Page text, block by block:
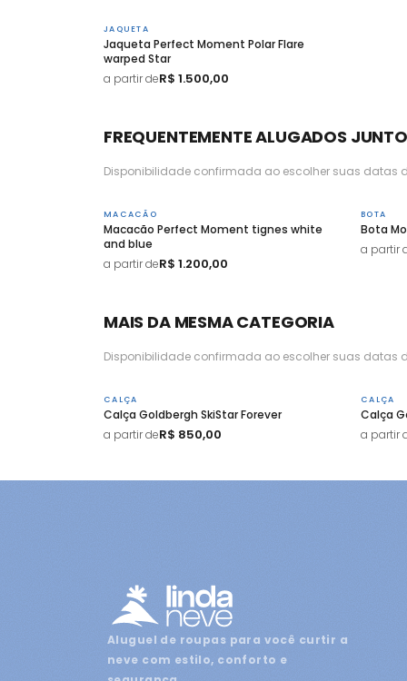
JAQUETA
Jaqueta Perfect Moment Polar Flare
warped Star
a partir deR$ 1.500,00
FREQUENTEMENTE ALUGADOS
Disponibilidade confirmada ao escolher suas datas
MACACÃO
Macacão Perfect Moment tignes white
and blue
a partir deR$ 1.200,00
BOTA
Bota
a partir
MAIS DA MESMA CATEGORIA
Disponibilidade confirmada ao escolher suas datas
CALÇA
Calça Goldbergh SkiStar Forever
a partir deR$ 850,00
CALÇA
Calça
a partir
Aluguel de roupas para você curtir a
neve com estilo, conforto e